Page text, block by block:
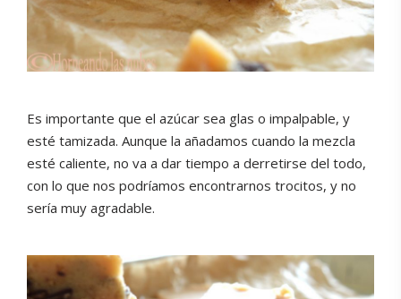
Es importante que el azúcar sea glas o impalpable, y
esté tamizada. Aunque la añadamos cuando la mezcla
esté caliente, no va a dar tiempo a derretirse del todo,
con lo que nos podríamos encontrarnos trocitos, y no
sería muy agradable.